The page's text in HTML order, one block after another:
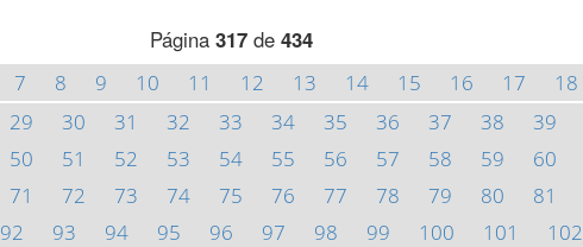
Página 317de 434
7 8 9 10 11 12 13 14 15 16 17 18
29 30 31 32 33 34 35 36 37 38 39
50 51 52 53 54 55 56 57 58 59 60
71 72 73 74 75 76 77 78 79 80 81
92 93 94 95 96 97 98 99 100 101 102